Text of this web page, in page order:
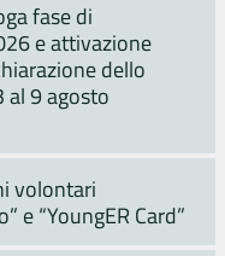
fase di
e attivazione
dello
al 9 agosto
volontari
e “YoungER Card”